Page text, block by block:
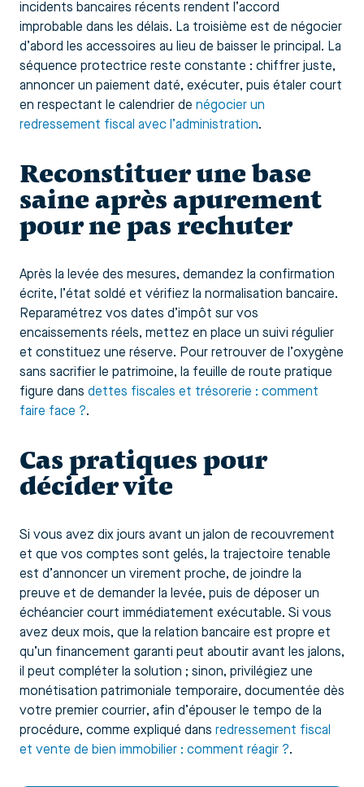
incidents bancaires récents rendent l’accord
improbable dans les délais. La troisième est de négocier
d’abord les accessoires au lieu de baisser le principal. La
séquence protectrice reste constante : chiffrer juste,
annoncer un paiement daté, exécuter, puis étaler court
en respectant le calendrier de négocier un
redressement fiscal avec l’administration.
Reconstituer une base
saine après apurement
pour ne pas rechuter
Après la levée des mesures, demandez la confirmation
écrite, l’état soldé et vérifiez la normalisation bancaire.
Reparamétrez vos dates d’impôt sur vos
encaissements réels, mettez en place un suivi régulier
et constituez une réserve. Pour retrouver de l’oxygène
sans sacrifier le patrimoine, la feuille de route pratique
figure dans dettes fiscales et trésorerie : comment
faire face ?.
Cas pratiques pour
décider vite
Si vous avez dix jours avant un jalon de recouvrement
et que vos comptes sont gelés, la trajectoire tenable
est d’annoncer un virement proche, de joindre la
preuve et de demander la levée, puis de déposer un
échéancier court immédiatement exécutable. Si vous
avez deux mois, que la relation bancaire est propre et
qu’un financement garanti peut aboutir avant les jalons,
il peut compléter la solution ; sinon, privilégiez une
monétisation patrimoniale temporaire, documentée dès
votre premier courrier, afin d’épouser le tempo de la
procédure, comme expliqué dans redressement fiscal
et vente de bien immobilier : comment réagir ?.